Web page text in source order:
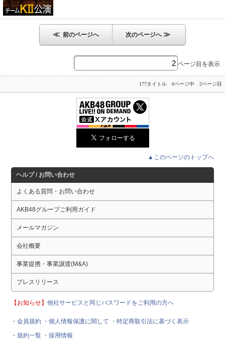
≪ 前のページへ 次のページへ≫
ページ目を表示
177タイトル 6ページ中 2ページ目
▲このページのトップへ
ヘルプ / お問い合わせ
よくある質問・お問い合わせ
AKB48グループご利用ガイド
メールマガジン
会社概要
事業提携・事業譲渡(M&A)
プレスリリース
【お知らせ】他社サービスと同じパスワードをご利用の方へ
・会員規約 ・個人情報保護に関して
・特定商取引法に基づく表示
・規約一覧 ・採用情報